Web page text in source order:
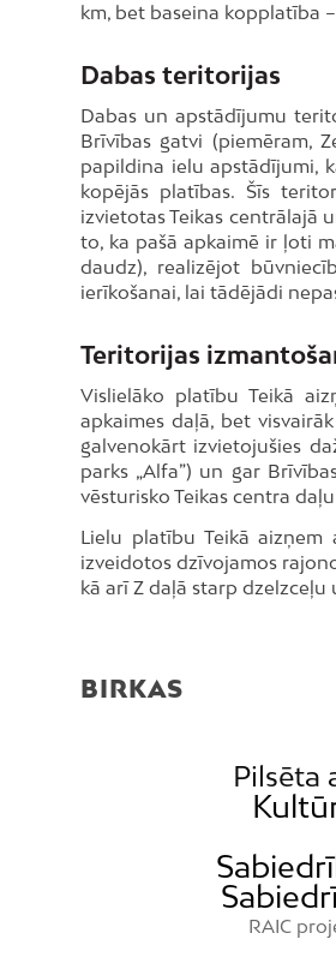
km, bet baseina kopplatība –
Dabas teritorijas
Dabas un apstādījumu
Brīvības gatvi (piemēram,
papildina ielu apstādījumi,
kopējās platības. Šīs
izvietotas Teikas centrālajā
to, ka pašā apkaimē ir ļoti
daudz), realizējot
ierīkošanai, lai tādējādi
Teritorijas
Vislielāko platību Teikā
apkaimes daļā, bet
galvenokārt izvietojušies
parks „Alfa”) un gar
vēsturisko Teikas centra
Lielu platību Teikā aizņem
izveidotos dzīvojamos
kā arī Z daļā starp
BIRKAS
Pilsēta
RAIC